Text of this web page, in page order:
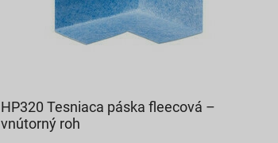
HP320 Tesniaca páska fleecová –
vnútorný roh